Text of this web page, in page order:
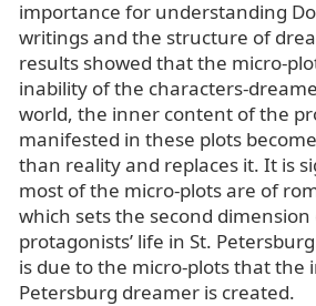
importance for understanding
writings and the structure of
results showed that the micro-
inability of the characters-
world, the inner content of the
manifested in these plots
than reality and replaces it. It is
most of the micro-plots are of
which sets the second dimension
protagonists’ life in St.
is due to the micro-plots that the
Petersburg dreamer is created.